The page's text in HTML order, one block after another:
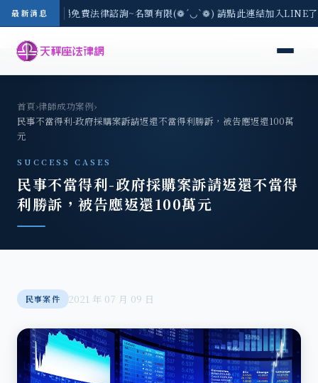
最新消息
-8/3(一) 現場免費法律諮詢~名額有限(❁´◡`❁) 請點此連結加入LINE
首頁›律師成功案例›
民事不當得利-政府採購案訴請返還不當得利勝訴，被告應返還100萬
元
SUCCESS CASES
民事不當得利-政府採購案訴請返還不當得
利勝訴，被告應返還100萬元
民事案件 2021 年 07 月 09 日